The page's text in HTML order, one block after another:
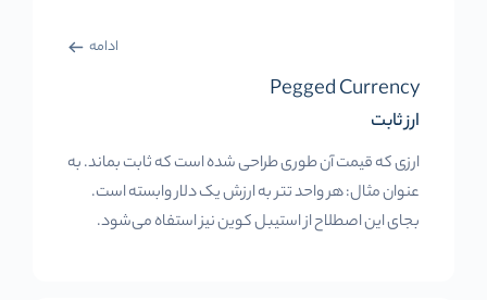
ادامه
Pegged Currency
ارز ثابت
ارزی که قیمت آن طوری طراحی شده است که ثابت بماند. به
عنوان مثال: هر واحد تتر به ارزش یک دلار وابسته است.
بجای این اصطلاح از استیبل کوین نیز استفاه می‌شود.